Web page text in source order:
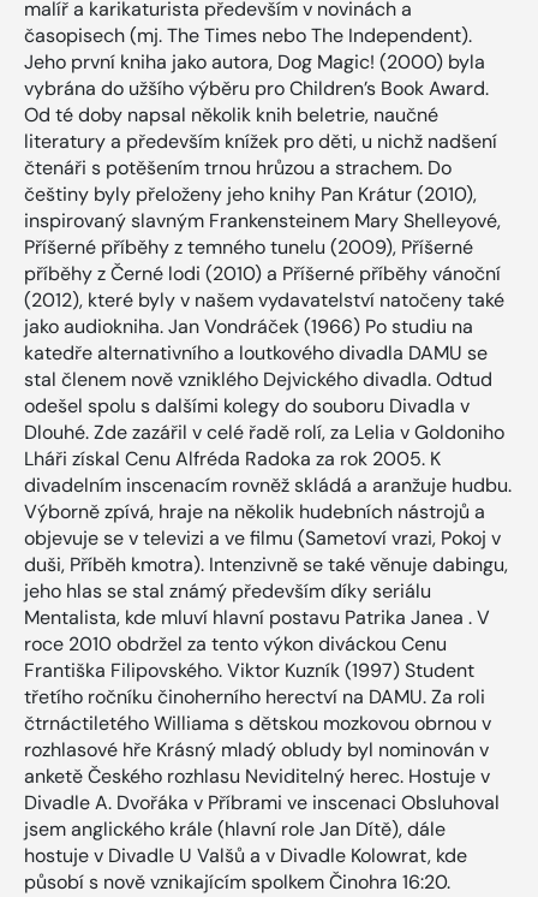
malíř a karikaturista především v novinách a
časopisech (mj. The Times nebo The Independent).
Jeho první kniha jako autora, Dog Magic! (2000) byla
vybrána do užšího výběru pro Children’s Book Award.
Od té doby napsal několik knih beletrie, naučné
literatury a především knížek pro děti, u nichž nadšení
čtenáři s potěšením trnou hrůzou a strachem. Do
češtiny byly přeloženy jeho knihy Pan Krátur (2010),
inspirovaný slavným Frankensteinem Mary Shelleyové,
Příšerné příběhy z temného tunelu (2009), Příšerné
příběhy z Černé lodi (2010) a Příšerné příběhy vánoční
(2012), které byly v našem vydavatelství natočeny také
jako audiokniha. Jan Vondráček (1966) Po studiu na
katedře alternativního a loutkového divadla DAMU se
stal členem nově vzniklého Dejvického divadla. Odtud
odešel spolu s dalšími kolegy do souboru Divadla v
Dlouhé. Zde zazářil v celé řadě rolí, za Lelia v Goldoniho
Lháři získal Cenu Alfréda Radoka za rok 2005. K
divadelním inscenacím rovněž skládá a aranžuje hudbu.
Výborně zpívá, hraje na několik hudebních nástrojů a
objevuje se v televizi a ve filmu (Sametoví vrazi, Pokoj v
duši, Příběh kmotra). Intenzivně se také věnuje dabingu,
jeho hlas se stal známý především díky seriálu
Mentalista, kde mluví hlavní postavu Patrika Janea . V
roce 2010 obdržel za tento výkon diváckou Cenu
Františka Filipovského. Viktor Kuzník (1997) Student
třetího ročníku činoherního herectví na DAMU. Za roli
čtrnáctiletého Williama s dětskou mozkovou obrnou v
rozhlasové hře Krásný mladý obludy byl nominován v
anketě Českého rozhlasu Neviditelný herec. Hostuje v
Divadle A. Dvořáka v Příbrami ve inscenaci Obsluhoval
jsem anglického krále (hlavní role Jan Dítě), dále
hostuje v Divadle U Valšů a v Divadle Kolowrat, kde
působí s nově vznikajícím spolkem Činohra 16:20.